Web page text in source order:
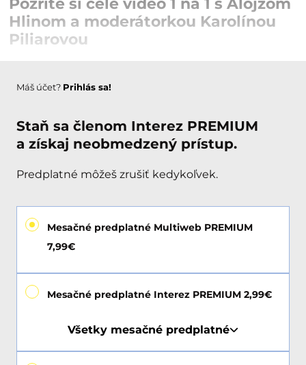
Hlinom a moderátorkou Karolínou
Piliarovou
Máš účet? Prihlás sa!
Staň sa členom Interez PREMIUM
a získaj neobmedzený prístup.
Predplatné môžeš zrušiť kedykoľvek.
Mesačné predplatné Multiweb PREMIUM
7,99€
Mesačné predplatné Interez PREMIUM 2,99€
Všetky mesačné predplatné